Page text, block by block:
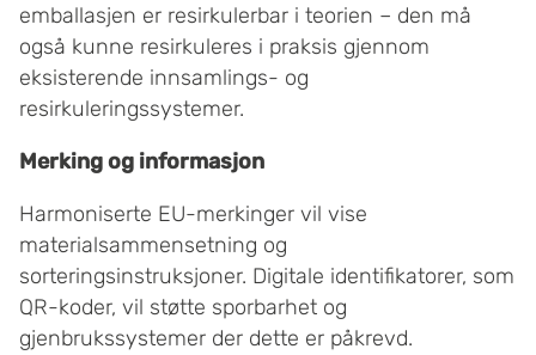
emballasjen er resirkulerbar i teorien – den må
også kunne resirkuleres i praksis gjennom
eksisterende innsamlings- og
resirkuleringssystemer.
Merking og informasjon
Harmoniserte EU-merkinger vil vise
materialsammensetning og
sorteringsinstruksjoner. Digitale identifikatorer, som
QR-koder, vil støtte sporbarhet og
gjenbrukssystemer der dette er påkrevd.